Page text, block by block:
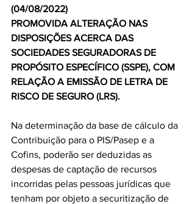
(04/08/2022)
PROMOVIDA ALTERAÇÃO NAS
DISPOSIÇÕES ACERCA DAS
SOCIEDADES SEGURADORAS DE
PROPÓSITO ESPECÍFICO (SSPE), COM
RELAÇÃO A EMISSÃO DE LETRA DE
RISCO DE SEGURO (LRS).
Na determinação da base de cálculo da
Contribuição para o PIS/Pasep e a
Cofins, poderão ser deduzidas as
despesas de captação de recursos
incorridas pelas pessoas jurídicas que
tenham por objeto a securitização de